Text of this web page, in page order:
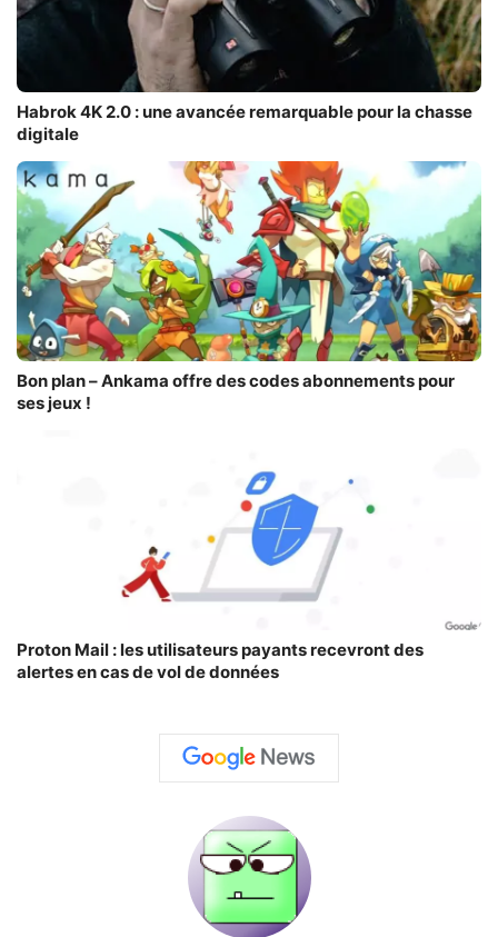
Habrok 4K 2.0 : une avancée remarquable pour la chasse
digitale
Bon plan – Ankama offre des codes abonnements pour
ses jeux !
Proton Mail : les utilisateurs payants recevront des
alertes en cas de vol de données